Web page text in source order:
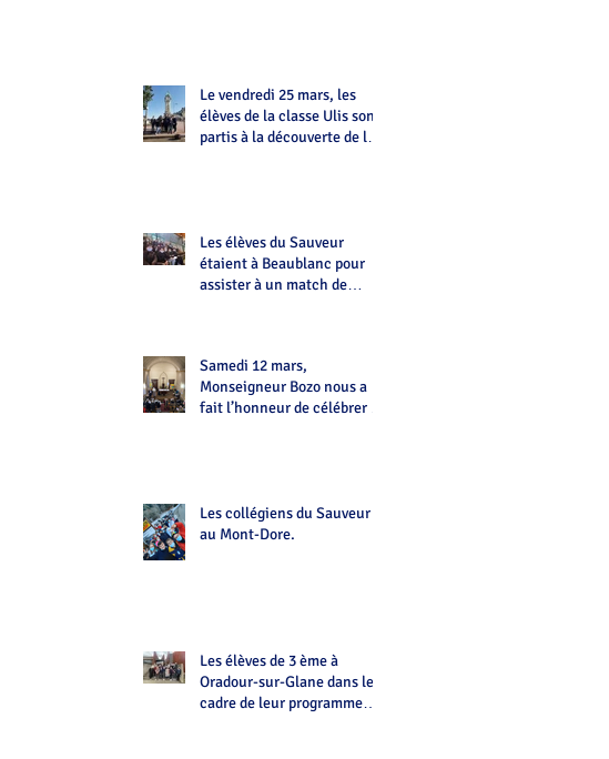
Le vendredi 25 mars, les
élèves de la classe Ulis sont
partis à la découverte de la
Les élèves du Sauveur
étaient à Beaublanc pour
assister à un match de
Samedi 12 mars,
Monseigneur Bozo nous a
fait l’honneur de célébrer la
Les collégiens du Sauveur
au Mont-Dore.
Les élèves de 3 ème à
Oradour-sur-Glane dans le
cadre de leur programme